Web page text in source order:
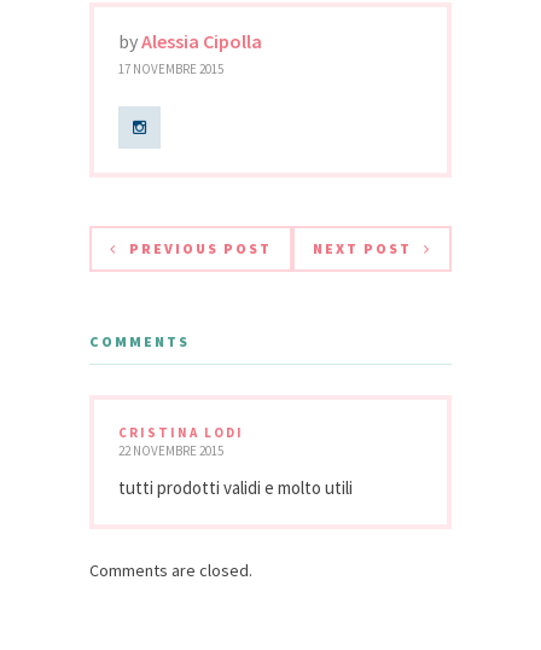
byAlessia Cipolla
17 NOVEMBRE 2015
PREVIOUS POST NEXT POST
COMMENTS
CRISTINA LODI
22 NOVEMBRE 2015
tutti prodotti validi e molto utili
Comments are closed.